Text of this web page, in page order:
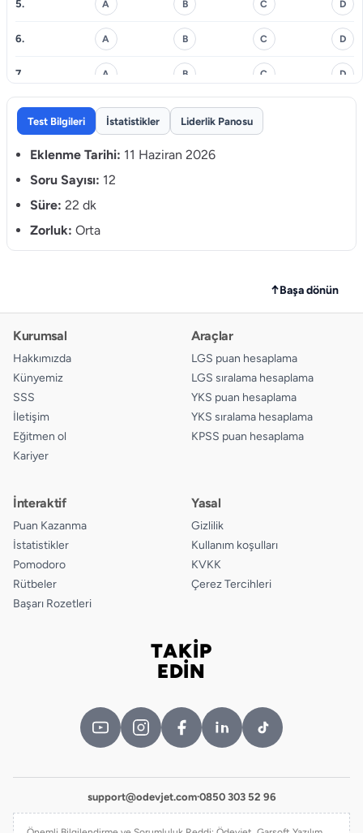
5. A B C D
6. A B C D
7. A B C D
8. A B C
10. A
12. A B C D
Test Bilgileri İstatistikler Liderlik Panosu
Eklenme Tarihi: 11 Haziran 2026
Soru Sayısı: 12
Süre: 22 dk
Zorluk: Orta
↑Başa dönün
Kurumsal
Hakkımızda
Künyemiz
SSS
İletişim
Eğitmen ol
Kariyer
Araçlar
LGS puan hesaplama
LGS sıralama hesaplama
YKS puan hesaplama
YKS sıralama hesaplama
KPSS puan hesaplama
İnteraktif
Puan Kazanma
İstatistikler
Pomodoro
Rütbeler
Başarı Rozetleri
Yasal
Gizlilik
Kullanım koşulları
KVKK
Çerez Tercihleri
TAKİP
EDİN
support@odevjet.com·0850 303 52 96